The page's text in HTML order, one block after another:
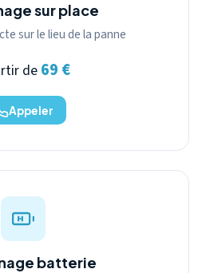
sur place
sur le lieu de la panne
de 69 €
Appeler
batterie